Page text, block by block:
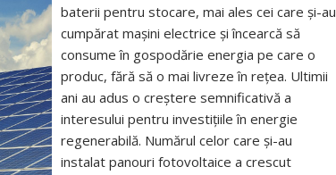
baterii pentru stocare, mai ales cei care și-au
cumpărat mașini electrice și încearcă să
consume în gospodărie energia pe care o
produc, fără să o mai livreze în rețea. Ultimii
ani au adus o creștere semnificativă a
interesului pentru investițiile în energie
regenerabilă. Numărul celor care și-au
instalat panouri fotovoltaice a crescut